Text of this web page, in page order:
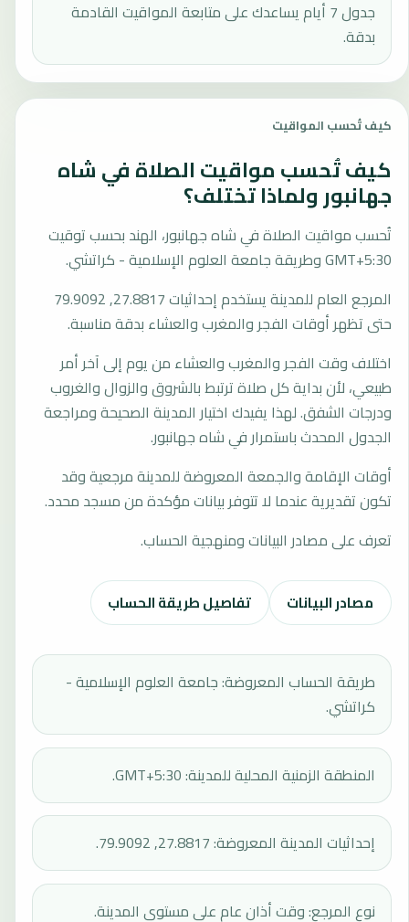
جدول 7 أيام يساعدك على متابعة المواقيت القادمة
بدقة.
كيف تُحسب المواقيت
كيف تُحسب مواقيت الصلاة في شاه
جهانبور ولماذا تختلف؟
تُحسب مواقيت الصلاة في شاه جهانبور، الهند بحسب توقيت
GMT+5:30 وطريقة جامعة العلوم الإسلامية - كراتشي.
المرجع العام للمدينة يستخدم إحداثيات 27.8817, 79.9092
حتى تظهر أوقات الفجر والمغرب والعشاء بدقة مناسبة.
اختلاف وقت الفجر والمغرب والعشاء من يوم إلى آخر أمر
طبيعي، لأن بداية كل صلاة ترتبط بالشروق والزوال والغروب
ودرجات الشفق. لهذا يفيدك اختيار المدينة الصحيحة ومراجعة
الجدول المحدث باستمرار في شاه جهانبور.
أوقات الإقامة والجمعة المعروضة للمدينة مرجعية وقد
تكون تقديرية عندما لا تتوفر بيانات مؤكدة من مسجد محدد.
تعرف على مصادر البيانات ومنهجية الحساب.
مصادر البيانات تفاصيل طريقة الحساب
طريقة الحساب المعروضة: جامعة العلوم الإسلامية -
كراتشي.
المنطقة الزمنية المحلية للمدينة: GMT+5:30.
إحداثيات المدينة المعروضة: 27.8817, 79.9092.
نوع المرجع: وقت أذان عام على مستوى المدينة.